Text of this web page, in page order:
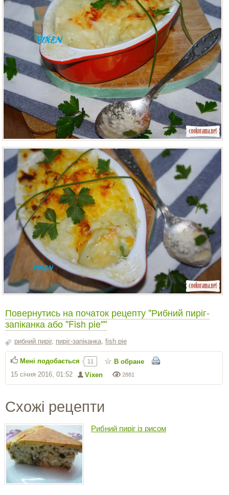
Повернутись на початок рецепту "Рибний пиріг-
запіканка або "Fish pie""
рибний пиріг, пиріг-запіканка fish pie
2881
Vixen
15 січня 2016, 01:52
Мені подобається 11 В обране
Схожі рецепти
Рибний пиріг із рисом